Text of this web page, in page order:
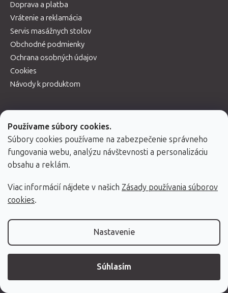
Používame súbory cookies.
Súbory cookies používame na zabezpečenie správneho
fungovania webu, analýzu návštevnosti a personalizáciu
obsahu a reklám.
Viac informácií nájdete v našich Zásady používania súborov
cookies.
Nastavenie
Súhlasím
Doprava a platba
Vrátenie a reklamácia
Servis masážnych stolov
Obchodné podmienky
Ochrana osobných údajov
Cookies
Návody k produktom
Hodnotenie obchodu